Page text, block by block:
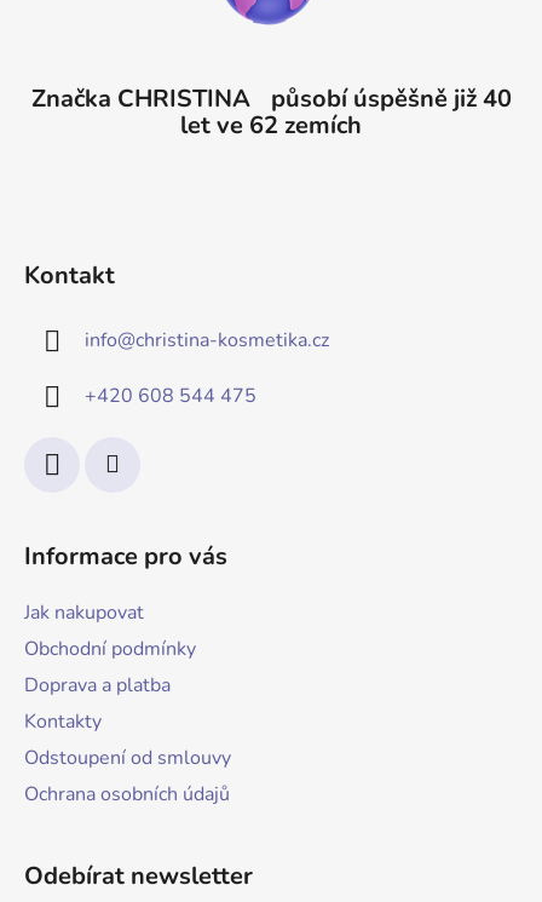
Značka CHRISTINA působí úspěšně již 40
let ve 62 zemích
Kontakt
info@christina-kosmetika.cz
+420 608 544 475
Informace pro vás
Jak nakupovat
Obchodní podmínky
Doprava a platba
Kontakty
Odstoupení od smlouvy
Ochrana osobních údajů
Odebírat newsletter